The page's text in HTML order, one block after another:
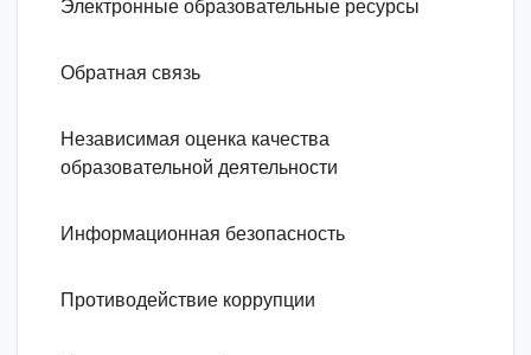
Электронные образовательные ресурсы
Обратная связь
Независимая оценка качества
образовательной деятельности
Информационная безопасность
Противодействие коррупции